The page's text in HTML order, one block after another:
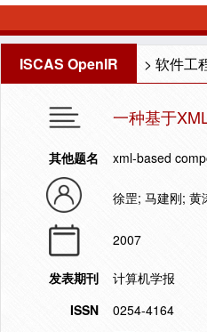
ISCAS OpenIR > 软件工
一种基于
其他题名 xml-based
徐罡; 马建刚; 黄
2007
发表期刊
计算机学报
ISSN
0254-4164